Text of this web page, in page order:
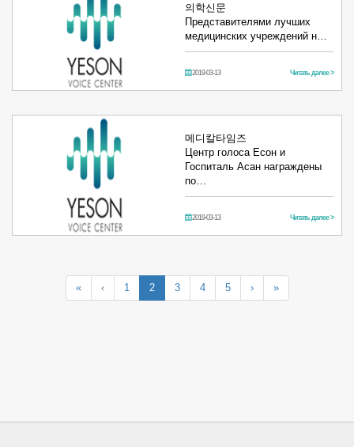
의학신문
Представителями лучших
медицинских учреждений н…
2019-03-13 Читать далее >
메디칼타임즈
Центр голоса Есон и
Госпиталь Асан награждены
по…
2019-03-13 Читать далее >
« ‹ 1 2 3 4 5 › »